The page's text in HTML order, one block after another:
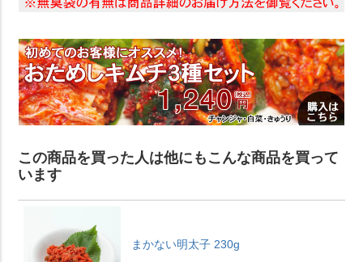
この商品を買った人は他にもこんな商品を買って
います
まかない明太子 230g